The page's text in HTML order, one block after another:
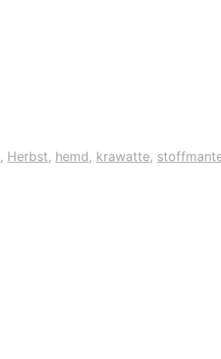
, Herbst, hemd, krawatte,